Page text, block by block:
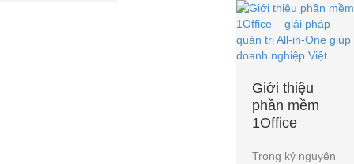
Giới thiệu
phần mềm
1Office
Trong kỷ nguyên